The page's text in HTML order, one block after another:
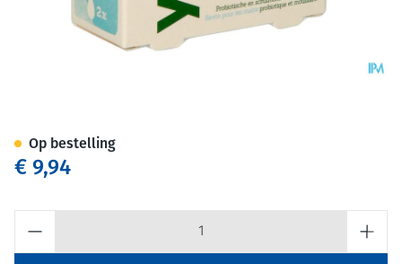
€ 9,94
Op bestelling